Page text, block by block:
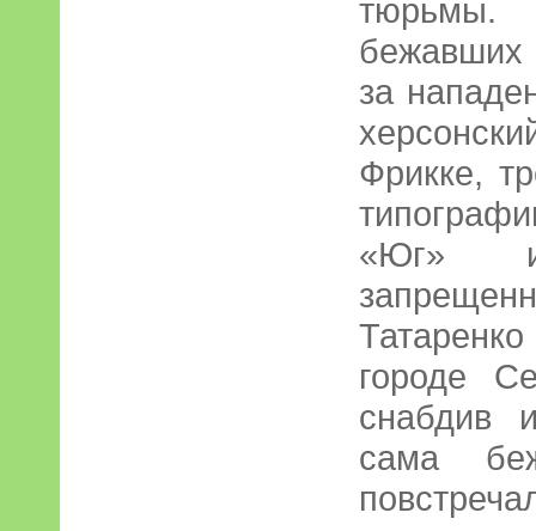
за
Фрикке,
«Юг»
городе
снабдив
сама